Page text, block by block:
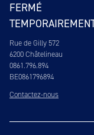
FERMÉ
Rue de Gilly 572
6200 Châtelineau
0861.796.894
BE0861796894
Contactez-nous